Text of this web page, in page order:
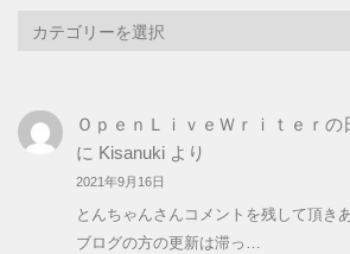
リ
ー
ＯｐｅｎＬｉｖｅＷｒｉｔｅｒの
に Kisanukiより
2021年9月16日
とんちゃんさんコメントを残して頂き
ブログの方の更新は滞っ…